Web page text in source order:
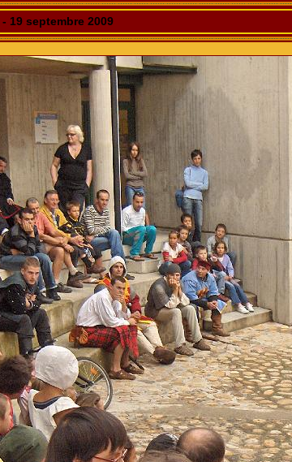
19 septembre 2009